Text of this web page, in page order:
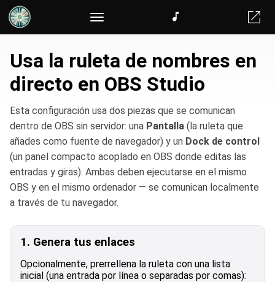
Usa la ruleta de nombres en
directo en OBS Studio
Esta configuración usa dos piezas que se comunican
dentro de OBS sin servidor: una Pantalla (la ruleta que
añades como fuente de navegador) y un Dock de control
(un panel compacto acoplado en OBS donde editas las
entradas y giras). Ambas deben ejecutarse en el mismo
OBS y en el mismo ordenador — se comunican localmente
a través de tu navegador.
1. Genera tus enlaces
Opcionalmente, prerrellena la ruleta con una lista
inicial (una entrada por línea o separadas por comas):